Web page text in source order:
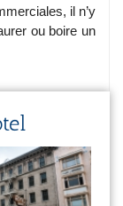
il n’y
ou boire un